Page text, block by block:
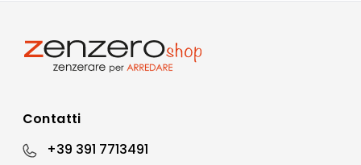
Contatti
+39 391 7713491